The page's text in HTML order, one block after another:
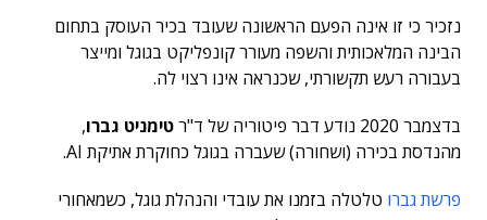
נזכיר כי זו אינה הפעם הראשונה שעובד בכיר העוסק בתחום
הבינה המלאכותית והשפה מעורר קונפליקט בגוגל ומייצר
בעבורה רעש תקשורתי, שכנראה אינו רצוי לה.
בדצמבר 2020 נודע דבר פיטוריה של ד"ר
טימניט גברו,
מהנדסת בכירה (ושחורה) שעברה בגוגל כחוקרת אתיקת AI.
פרשת גברו טלטלה בזמנו את עובדי והנהלת גוגל, כשמאחורי